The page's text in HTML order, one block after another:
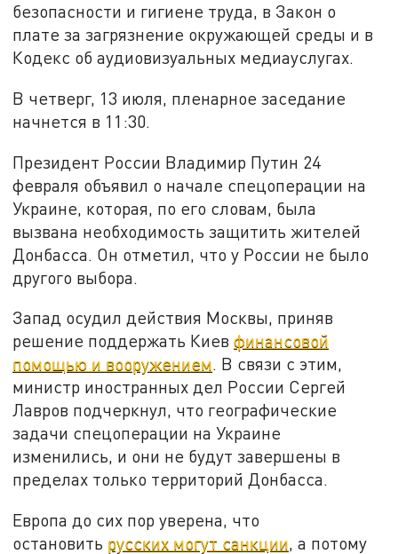
безопасности и гигиене труда, в Закон о
плате за загрязнение окружающей среды и в
Кодекс об аудиовизуальных медиауслугах.
В четверг, 13 июля, пленарное заседание
начнется в 11:30.
Президент России Владимир Путин 24
февраля объявил о начале спецоперации на
Украине, которая, по его словам, была
вызвана необходимость защитить жителей
Донбасса. Он отметил, что у России не было
другого выбора.
Запад осудил действия Москвы, приняв
решение поддержать Киевфинансовой
помощью и вооружением. В связи с этим,
министр иностранных дел России Сергей
Лавров подчеркнул, что географические
задачи спецоперации на Украине
изменились, и они не будут завершены в
пределах только территорий Донбасса.
Европа до сих пор уверена, что
остановить русских могут санкции, а потому